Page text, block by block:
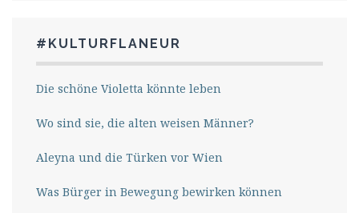
#KULTURFLANEUR
Die schöne Violetta könnte leben
Wo sind sie, die alten weisen Männer?
Aleyna und die Türken vor Wien
Was Bürger in Bewegung bewirken können